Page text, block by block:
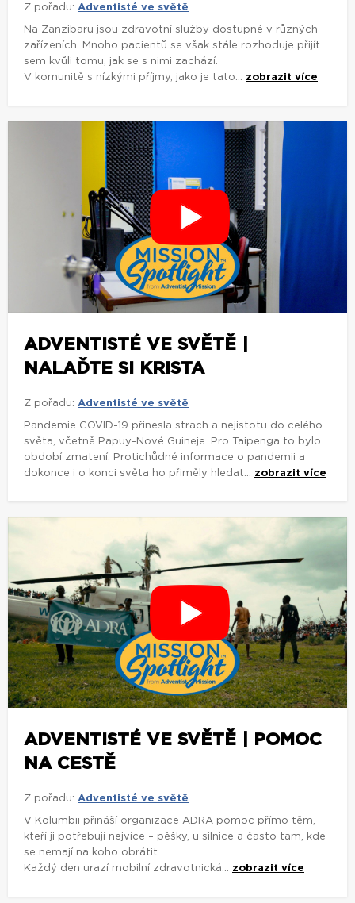
Z pořadu: Adventisté ve světě
Na Zanzibaru jsou zdravotní služby dostupné v různých
zařízeních. Mnoho pacientů se však stále rozhoduje přijít
sem kvůli tomu, jak se s nimi zachází.
V komunitě s nízkými příjmy, jako je tato... zobrazit více
ADVENTISTÉ VE SVĚTĚ |
NALAĎTE SI KRISTA
Z pořadu: Adventisté ve světě
Pandemie COVID-19 přinesla strach a nejistotu do celého
světa, včetně Papuy-Nové Guineje. Pro Taipenga to bylo
období zmatení. Protichůdné informace o pandemii a
dokonce i o konci světa ho přiměly hledat... zobrazit více
ADVENTISTÉ VE SVĚTĚ | POMOC
NA CESTĚ
Z pořadu: Adventisté ve světě
V Kolumbii přináší organizace ADRA pomoc přímo těm,
kteří ji potřebují nejvíce – pěšky, u silnice a často tam, kde
se nemají na koho obrátit.
Každý den urazí mobilní zdravotnická... zobrazit více